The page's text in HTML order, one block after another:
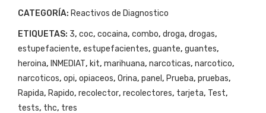
cantidad
CATEGORÍA: Reactivos de Diagnostico
ETIQUETAS: 3, coc, cocaina, combo, droga, drogas,
estupefaciente, estupefacientes, guante, guantes,
heroina, INMEDIAT, kit, marihuana, narcoticas, narcotico,
narcoticos, opi, opiaceos, Orina, panel , Prueba, pruebas,
Rapida, Rapido, recolector, recolectores, tarjeta, Test,
tests, thc, tres